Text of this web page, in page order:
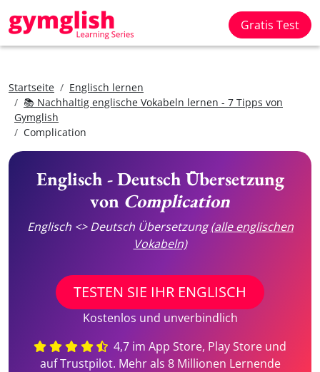
Gratis Test
Startseite
Englisch lernen
📚 Nachhaltig englische Vokabeln lernen - 7 Tipps von
Gymglish
Complication
Englisch - Deutsch Übersetzung
von Complication
Englisch <> Deutsch Übersetzung(alle englischen
Vokabeln)
TESTEN SIE IHR ENGLISCH
Kostenlos und unverbindlich
4,7 im App Store, Play Store und
auf Trustpilot. Mehr als 8 Millionen Lernende